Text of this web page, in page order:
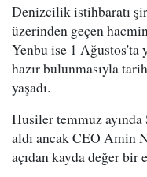
Denizcilik istihbaratı
üzerinden geçen
Yenbu ise 1 Ağustos'ta
hazır bulunmasıyla
yaşadı.
Husiler temmuz
aldı ancak CEO Amin
açıdan kayda değer bir